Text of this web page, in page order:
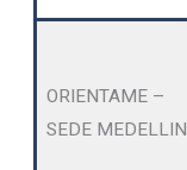
ORIENTAME –
SEDE MEDELLIN